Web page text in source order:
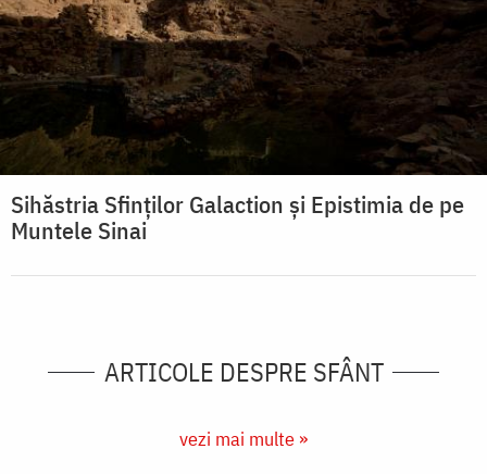
Sihăstria Sfinților Galaction și Epistimia de pe
Muntele Sinai
ARTICOLE DESPRE SFÂNT
vezi mai multe »